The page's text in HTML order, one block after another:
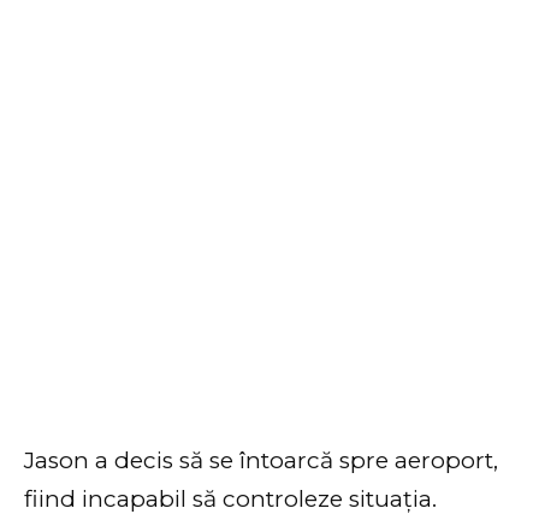
Jason a decis să se întoarcă spre aeroport,
fiind incapabil să controleze situația.